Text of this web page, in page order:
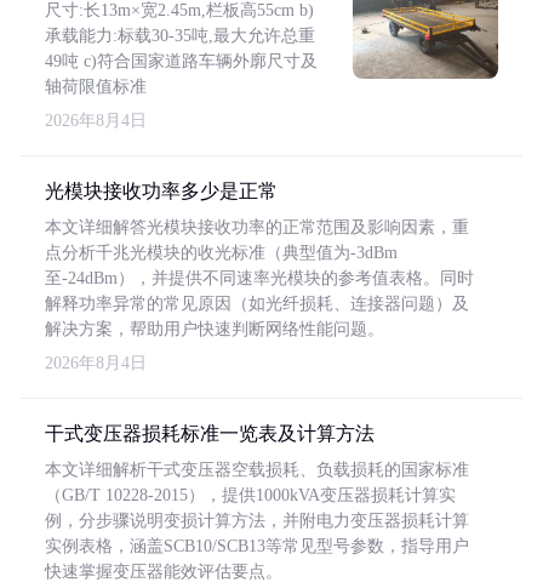
尺寸:长13m×宽2.45m,栏板高55cm b)
承载能力:标载30-35吨,最大允许总重
49吨 c)符合国家道路车辆外廓尺寸及
轴荷限值标准
2026年8月4日
光模块接收功率多少是正常
本文详细解答光模块接收功率的正常范围及影响因素，重
点分析千兆光模块的收光标准（典型值为-3dBm
至-24dBm），并提供不同速率光模块的参考值表格。同时
解释功率异常的常见原因（如光纤损耗、连接器问题）及
解决方案，帮助用户快速判断网络性能问题。
2026年8月4日
干式变压器损耗标准一览表及计算方法
本文详细解析干式变压器空载损耗、负载损耗的国家标准
（GB/T 10228-2015），提供1000kVA变压器损耗计算实
例，分步骤说明变损计算方法，并附电力变压器损耗计算
实例表格，涵盖SCB10/SCB13等常见型号参数，指导用户
快速掌握变压器能效评估要点。